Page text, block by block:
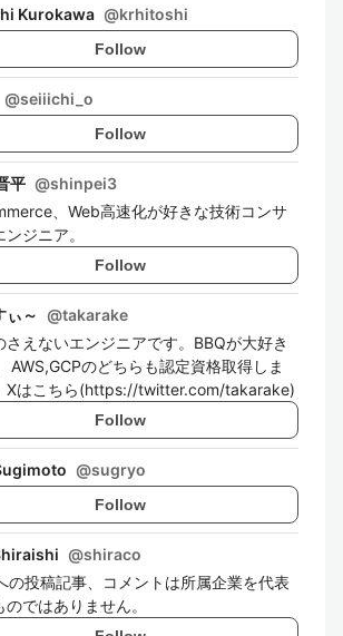
Kurokawa @krhitoshi
Follow
@seiiichi_o
Follow
平 @shinpei3
、Web高速化が好きな技術コンサ
ンジニア。
Follow
ぃ～ @takarake
さえないエンジニアです。BBQが大好き
AWS,GCPのどちらも認定資格取得しま
Xはこちら(https://twitter.com/takarake)
Follow
@sugryo
Follow
@shiraco
の投稿記事、コメントは所属企業を代表
のではありません。